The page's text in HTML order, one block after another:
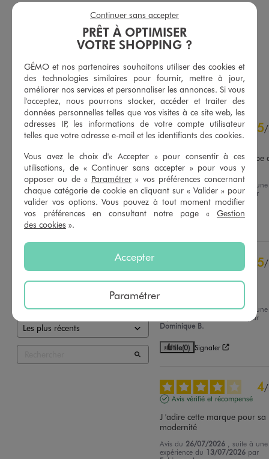
Pull d'été sans manches femme - LuluCastagnette
5/5 de moyenne
(8 avis)
AJOUTERAU PANIER
Robe courte sans manches à rayures femme - LuluCastagnette
-50% sur le 2ème produit d'été
4.5/5 de moyenne
AJOUTER AU PANIER
4.6/5
Basé sur 23
avis soumis à un
contrôle
Voir tous les avis sur ce site
5étoiles
4étoiles
4
1
2étoiles
1
1étoile 0
Trier les avis
5/
Avis vérifié et récompensé
Un confort tant par la coupe
la matière
Avis du01/08/2026 , suite à une
expérience du17/07/2026
par
Nathalie N.
5/
Avis vérifié et récompensé
Avis du30/07/2026 , suite à une
par
Dominique B.
Utile(0) Signaler
4/
Avis vérifié et récompensé
J 'adire cette marque pour sa
modernité
Avis du 26/07/2026
, suite à une
expérience du 13/07/2026 par
PRÊT À OPTIMISER
VOTRE SHOPPING ?
GÉMO et nos partenaires souhaitons utiliser des cookies et
des technologies similaires pour fournir, mettre à jour,
améliorer nos services et personnaliser les annonces. Si vous
l'acceptez, nous pourrons stocker, accéder et traiter des
données personnelles telles que vos visites à ce site web, les
adresses IP, les informations de votre compte utilisateur
telles que votre adresse e-mail et les identifiants des cookies.
Vous avez le choix d'« Accepter » pour consentir à ces
utilisations, de « Continuer sans accepter » pour vous y
opposer ou de « Paramétrer » vos préférences concernant
chaque catégorie de cookie en cliquant sur « Valider » pour
valider vos options. Vous pouvez à tout moment modifier
vos préférences en consultant notre page « Gestion
des cookies ».
Accepter
Paramétrer
Continuer sans accepter